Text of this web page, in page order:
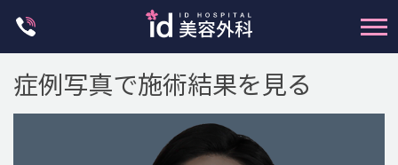
症例写真で施術結果を見る